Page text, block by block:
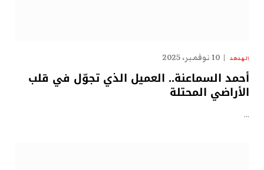
الهدهد 10 نوفمبر، 2025
أحمد السماعنة.. العميل الذي تجوّل في قلب
الأراضي المحتلة
…